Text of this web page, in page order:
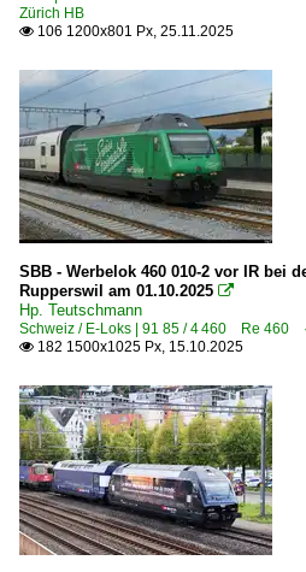
Zürich HB
 106 1200x801 Px, 25.11.2025
SBB - Werbelok 460 010-2 vor IR bei
Rupperswil am 01.10.2025 
Hp. Teutschmann
Schweiz / E-Loks | 91 85 / 4 460 Re 460
 182 1500x1025 Px, 15.10.2025